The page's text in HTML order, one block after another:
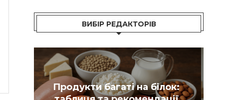
ВИБІР РЕДАКТОРІВ
Дієта при гастриті: що